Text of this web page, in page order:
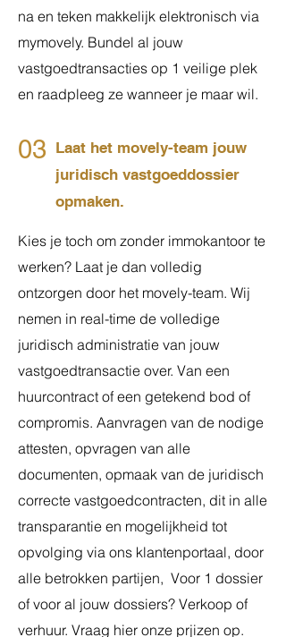
na en teken makkelijk elektronisch via
mymovely. Bundel al jouw
vastgoedtransacties op 1 veilige plek
en raadpleeg ze wanneer je maar wil.
03 Laat het movely-team jouw
juridisch vastgoeddossier
opmaken.
Kies je toch om zonder immokantoor te
werken? Laat je dan volledig
ontzorgen door het movely-team. Wij
nemen in real-time de volledige
juridisch administratie van jouw
vastgoedtransactie over. Van een
huurcontract of een getekend bod of
compromis. Aanvragen van de nodige
attesten, opvragen van alle
documenten, opmaak van de juridisch
correcte vastgoedcontracten, dit in alle
transparantie en mogelijkheid tot
opvolging via ons klantenportaal, door
alle betrokken partijen, Voor 1 dossier
of voor al jouw dossiers? Verkoop of
verhuur. Vraag hier onze prjizen op.